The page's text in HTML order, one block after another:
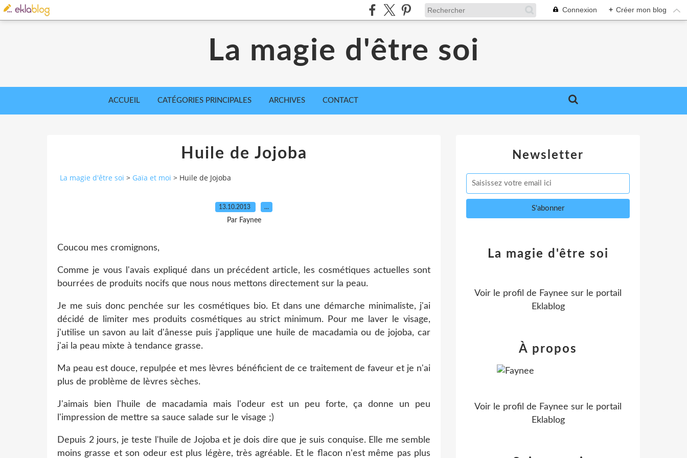
Connexion + Créer mon blog
La magie d'être soi
ACCUEIL CATÉGORIES PRINCIPALES ARCHIVES CONTACT
Huile de Jojoba
La magie d'être soi > Gaïa et moi > Huile de Jojoba
13.10.2013 …
Par Faynee
Coucou mes cromignons,
Comme je vous l'avais expliqué dans un précédent article, les cosmétiques actuelles sont
bourrées de produits nocifs que nous nous mettons directement sur la peau.
Je me suis donc penchée sur les cosmétiques bio. Et dans une démarche minimaliste, j'ai
décidé de limiter mes produits cosmétiques au strict minimum. Pour me laver le visage,
j'utilise un savon au lait d'ânesse puis j'applique une huile de macadamia ou de jojoba, car
j'ai la peau mixte à tendance grasse.
Ma peau est douce, repulpée et mes lèvres bénéficient de ce traitement de faveur et je n'ai
plus de problème de lèvres sèches.
J'aimais bien l'huile de macadamia mais l'odeur est un peu forte, ça donne un peu
l'impression de mettre sa sauce salade sur le visage ;)
Depuis 2 jours, je teste l'huile de Jojoba et je dois dire que je suis conquise. Elle me semble
moins grasse et son odeur est plus légère, très agréable. Et le flacon n'est même pas plus
Newsletter
La magie d'être soi
Voir le profil de Faynee sur le portail
Eklablog
À propos
Voir le profil de Faynee sur le portail
Eklablog